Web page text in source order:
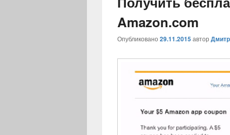
Amazon.com
Опубликовано 29.11.2015автор